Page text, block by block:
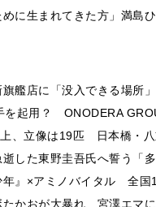
に生まれてきた方」満島
旗艦店に「没入できる場所
を起用？ ONODERA
、立像は19匹 日本橋・
した東野圭吾氏へ誓う「
年』×アミノバイタル 全国
たかおが大暴れ 宮澤エマ